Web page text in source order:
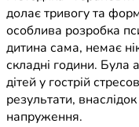
долає тривогу та
особлива розробка
дитина сама, немає
складні години.
дітей у гострій
результати,
напруження.